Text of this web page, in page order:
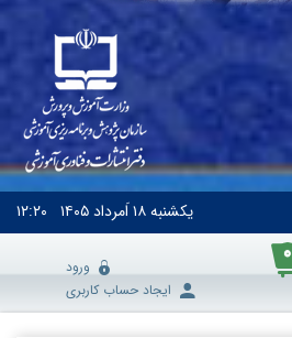
یکشنبه۱۸ اَمرداد ۱۴۰۵ ۱۲:۲۰
۰
ورود
ایجاد حساب کاربری